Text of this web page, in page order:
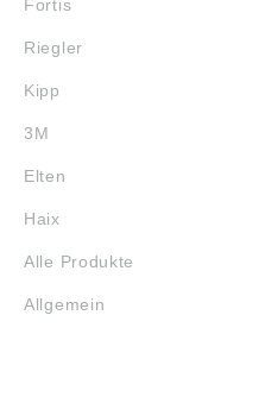
Fortis
Riegler
Kipp
3M
Elten
Haix
Alle Produkte
Allgemein